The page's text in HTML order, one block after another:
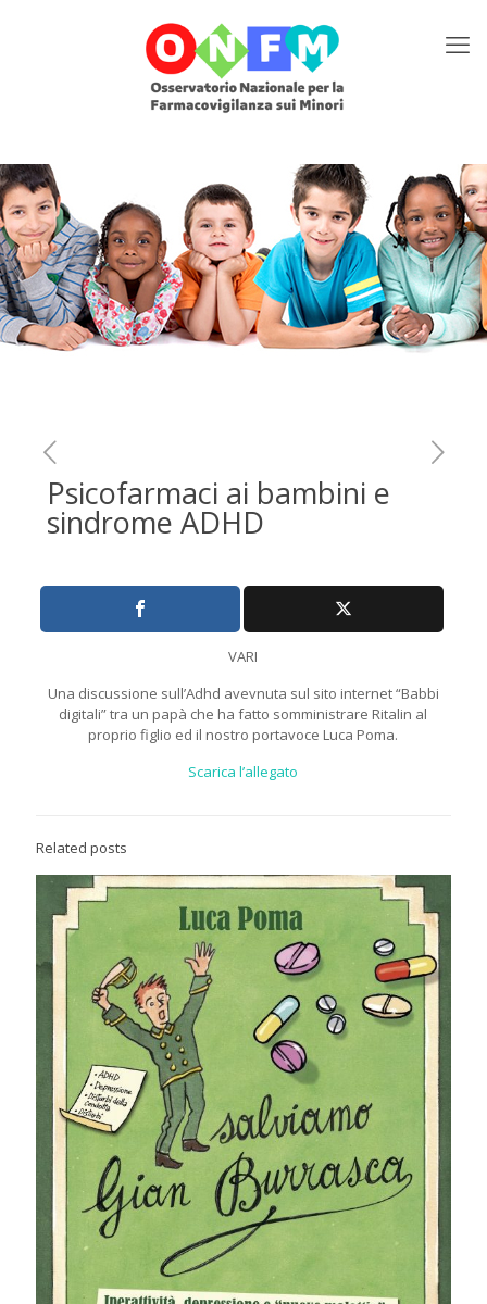
Psicofarmaci ai bambini e
sindrome ADHD
VARI
Una discussione sull’Adhd avevnuta sul sito internet “Babbi
digitali” tra un papà che ha fatto somministrare Ritalin al
proprio figlio ed il nostro portavoce Luca Poma.
Scarica l’allegato
Related posts